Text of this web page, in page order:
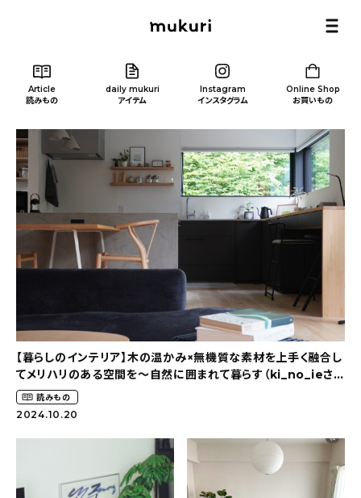
Article
読みもの
daily mukuri
アイテム
Instagram
インスタグラム
Online Shop
お買いもの
Article/ 読みもの
カテゴリー一覧
人気の記事
おすすめの記事
【暮らしのインテリア】木の温かみ×無機質な素材を上手く融合し
てメリハリのある空間を〜自然に囲まれて暮らす（ki_no_ieさ
ん） 読みもの
2024.10.20